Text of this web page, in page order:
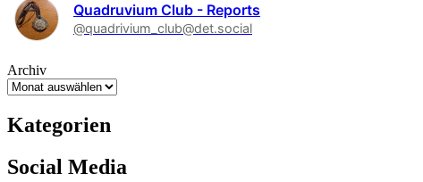
Quadruvium Club - Reports
@quadrivium_club@det.social
Archiv
Kategorien
Social Media